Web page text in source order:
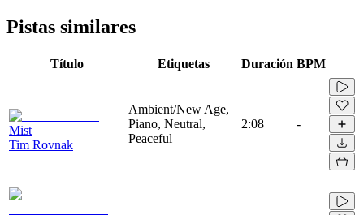
Pistas similares
Título Etiquetas Duración BPM
Mist
Tim Rovnak
Ambient/New Age,
Piano, Neutral,
Peaceful
2:08 -